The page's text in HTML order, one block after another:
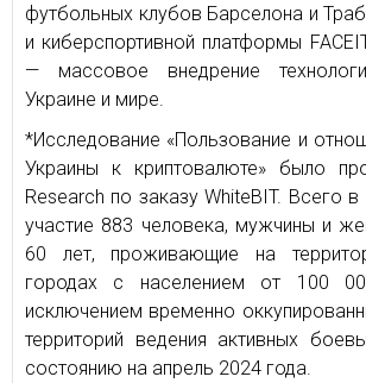
футбольных клубов Барселона и
и киберспортивной платформы
— массовое внедрение
Украине и мире.
*Исследование «Пользование и
Украины к криптовалюте» было
Research по заказу WhiteBIT. Всего
участие 883 человека, мужчины и
60 лет, проживающие на
городах с населением от 100
исключением временно
территорий ведения активных
состоянию на апрель 2024 года.